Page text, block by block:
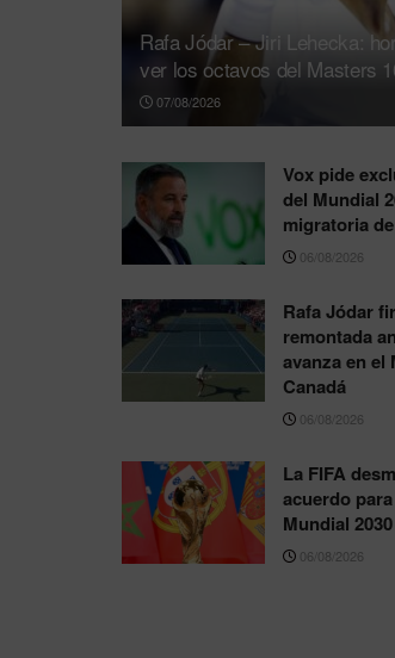
Rafa Jódar – Jiri Lehecka:
ver los octavos del Masters
07/08/2026
Vox pide
del Mundial
migratoria
06/08/2026
Rafa Jódar
remontada
avanza en el
Canadá
06/08/2026
La FIFA
acuerdo
Mundial
06/08/2026